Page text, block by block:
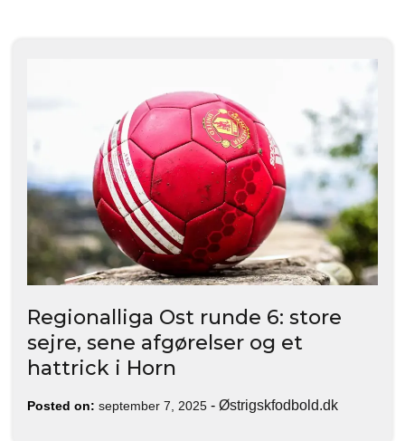
Regionalliga Ost runde 6: store
sejre, sene afgørelser og et
hattrick i Horn
Posted on: september 7, 2025 - Østrigskfodbold.dk